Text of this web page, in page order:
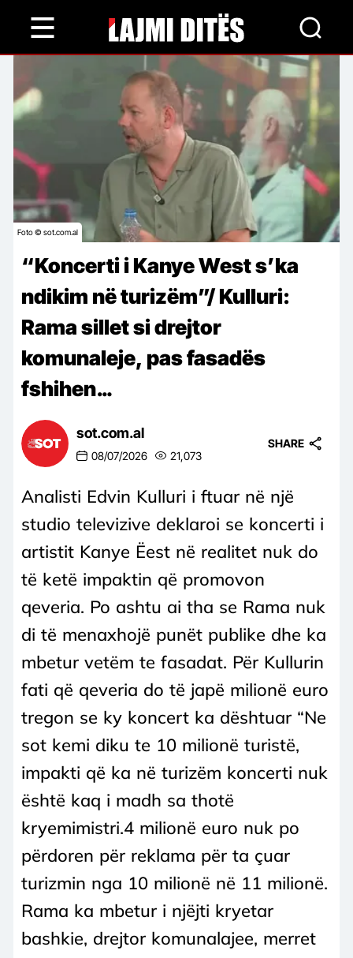
content
Foto © sot.com.al
“Koncerti i Kanye West s’ka
ndikim në turizëm”/ Kulluri:
Rama sillet si drejtor
komunaleje, pas fasadës
fshihen…
sot.com.al
08/07/2026 21,073
SHARE
Analisti Edvin Kulluri i ftuar në një
studio televizive deklaroi se koncerti i
artistit Kanye Ëest në realitet nuk do
të ketë impaktin që promovon
qeveria. Po ashtu ai tha se Rama nuk
di të menaxhojë punët publike dhe ka
mbetur vetëm te fasadat. Për Kullurin
fati që qeveria do të japë milionë euro
tregon se ky koncert ka dështuar “Ne
sot kemi diku te 10 milionë turistë,
impakti që ka në turizëm koncerti nuk
është kaq i madh sa thotë
kryemimistri.4 milionë euro nuk po
përdoren për reklama për ta çuar
turizmin nga 10 milionë në 11 milionë.
Rama ka mbetur i njëjti kryetar
bashkie, drejtor komunalajee, merret